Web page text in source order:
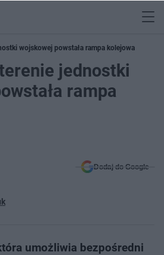
Na terenie jednostki wojskowej powstała rampa kolejowa
jednostki
rampa
Dodaj do Google
umożliwia bezpośredni